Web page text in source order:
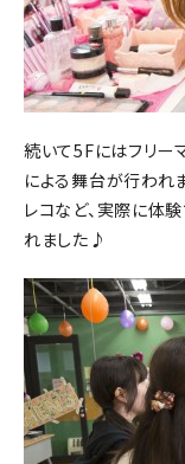
続いて5Fにはフリー
による舞台が行われ
レコなど、実際に体
れました♪